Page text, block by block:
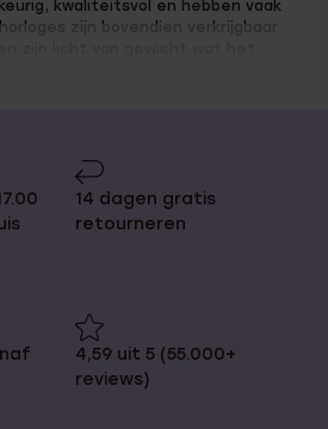
kwaliteitsvol en hebben vaak
zijn bovendien verkrijgbaar
Casio horloge bij
materialen als leer, staal en
zijn uitgerust met een
functies zoals een wereldklok,
automatische kalender. Zo kies je
14 dagen gratis
retourneren
4,59 uit 5 (55.000+
reviews)